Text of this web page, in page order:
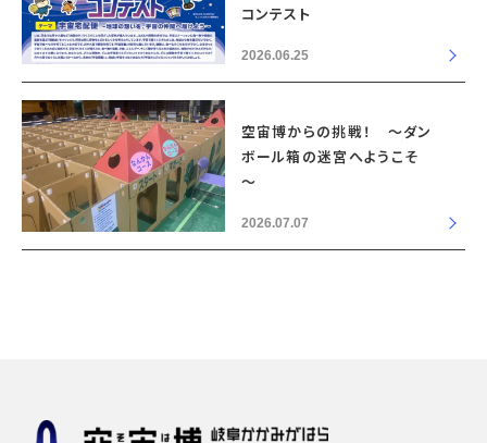
コンテスト
2026.06.25
空宙博からの挑戦！ ～ダン
ボール箱の迷宮へようこそ
～
2026.07.07